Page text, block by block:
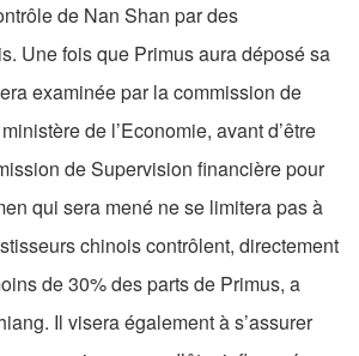
de Nan Shan par des
Une fois que Primus aura déposé sa
examinée par la commission de
de l’Economie, avant d’être
de Supervision financière pour
qui sera mené ne se limitera pas à
chinois contrôlent, directement
de 30% des parts de Primus, a
Il visera également à s’assurer